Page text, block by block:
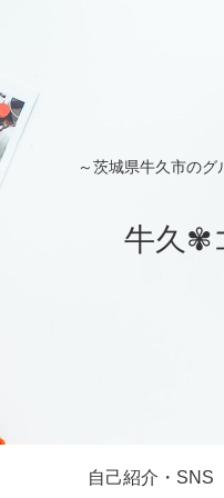
～茨城県牛久市のグ
牛久✾
自己紹介・SNS